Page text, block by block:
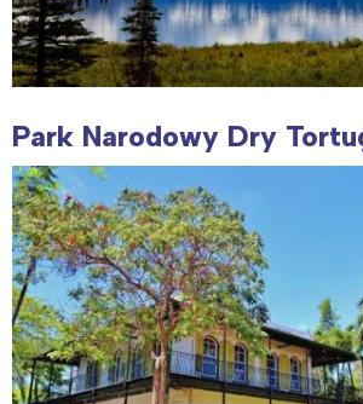
Park Narodowy Dry